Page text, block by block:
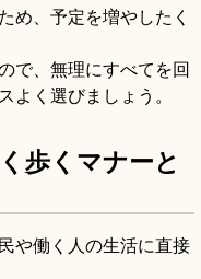
め、予定を増やしたく
で、無理にすべてを回
よく選びましょう。
歩くマナーと
や働く人の生活に直接